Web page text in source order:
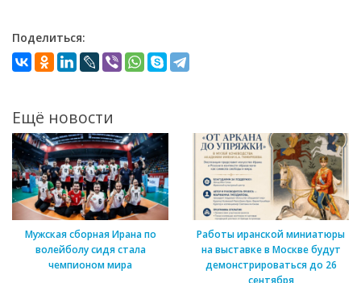
Поделиться:
Ещё новости
Мужская сборная Ирана по
волейболу сидя стала
чемпионом мира
Работы иранской миниатюры
на выставке в Москве будут
демонстрироваться до 26
сентября